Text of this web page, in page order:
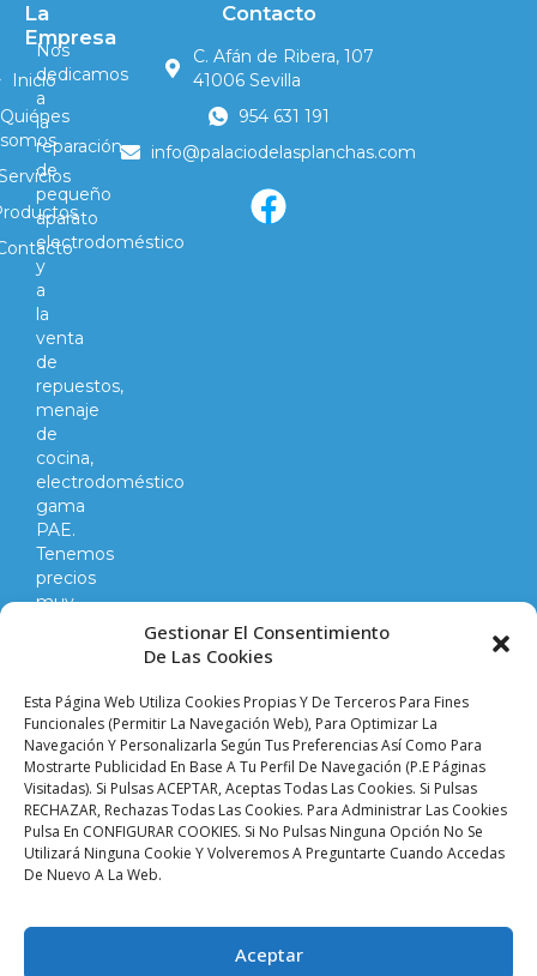
Gestionar El Consentimiento
De Las Cookies
Esta Página Web Utiliza Cookies Propias Y De Terceros Para Fines
Funcionales (permitir La Navegación Web), Para Optimizar La
Navegación Y Personalizarla Según Tus Preferencias Así Como Para
Mostrarte Publicidad En Base A Tu Perfil De Navegación (p.e Páginas
Visitadas). Si Pulsas ACEPTAR, Aceptas Todas Las Cookies. Si Pulsas
RECHAZAR, Rechazas Todas Las Cookies. Para Administrar Las Cookies
Pulsa En CONFIGURAR COOKIES. Si No Pulsas Ninguna Opción No Se
Utilizará Ninguna Cookie Y Volveremos A Preguntarte Cuando Accedas
De Nuevo A La Web.
Aceptar
Nos
dedicamos
a
la
reparación
de
pequeño
aparato
electrodoméstico
y
a
la
venta
de
repuestos,
menaje
de
cocina,
electrodoméstico
gama
PAE.
Tenemos
precios
muy
competitivos
lo
que
hacemos
y
vendemos.
La
Empresa
Inicio
Quiénes
somos
Contacto
C. Afán de Ribera, 107
41006 Sevilla
954 631 191
info@palaciodelasplanchas.com
Aviso legal |
Condiciones de venta y envíos |